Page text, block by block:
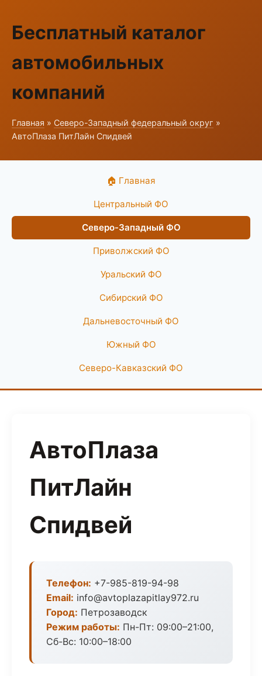
Бесплатный каталог
автомобильных
компаний
Главная » Северо-Западный федеральный округ »
АвтоПлаза ПитЛайн Спидвей
🏠 Главная
Центральный ФО
Северо-Западный ФО
Приволжский ФО
Уральский ФО
Сибирский ФО
Дальневосточный ФО
Южный ФО
Северо-Кавказский ФО
АвтоПлаза
ПитЛайн
Спидвей
Телефон: +7-985-819-94-98
Email: info@avtoplazapitlay972.ru
Город: Петрозаводск
Режим работы: Пн-Пт: 09:00–21:00,
Сб-Вс: 10:00–18:00